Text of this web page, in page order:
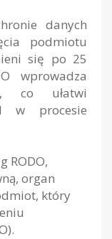
danych
podmiotu
się po 25
wprowadza
co ułatwi
w procesie
RODO,
organ
który